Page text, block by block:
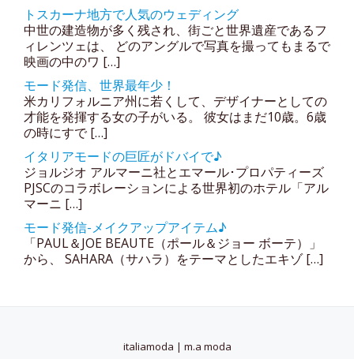
トスカーナ地方で人気のウェディング
中世の建造物が多く残され、街ごと世界遺産であるフ
ィレンツェは、 どのアングルで写真を撮ってもまるで
映画の中のワ […]
モード発信、世界最年少！
米カリフォルニア州に若くして、デザイナーとしての
才能を発揮する女の子がいる。 彼女はまだ10歳。6歳
の時にすで […]
イタリアモードの巨匠がドバイで♪
ジョルジオ アルマーニ社とエマール･プロパティーズ
PJSCのコラボレーションによる世界初のホテル「アル
マーニ […]
モード発信-メイクアップアイテム♪
「PAUL＆JOE BEAUTE（ポール＆ジョー ボーテ）」
から、 SAHARA（サハラ）をテーマとしたエキゾ […]
italiamoda | m.a moda